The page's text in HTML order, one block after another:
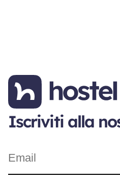
Iscriviti alla